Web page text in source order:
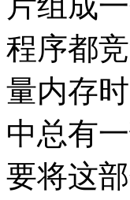
程序都
量内存
中总有
要将这